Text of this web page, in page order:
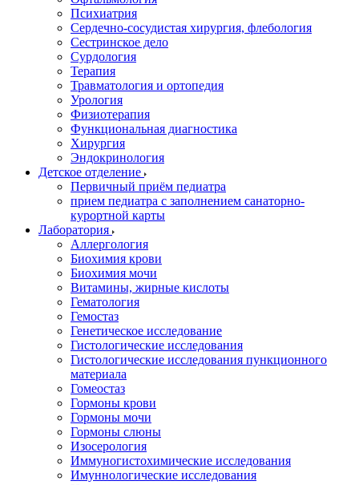
Психиатрия
Сердечно-сосудистая хирургия, флебология
Сестринское дело
Сурдология
Терапия
Травматология и ортопедия
Урология
Физиотерапия
Функциональная диагностика
Хирургия
Эндокринология
Детское отделение
Первичный приём педиатра
прием педиатра с заполнением санаторно-
курортной карты
Лаборатория
Аллергология
Биохимия крови
Биохимия мочи
Витамины, жирные кислоты
Гематология
Гемостаз
Генетическое исследование
Гистологические исследования
Гистологические исследования пункционного
материала
Гомеостаз
Гормоны крови
Гормоны мочи
Гормоны слюны
Изосерология
Иммуногистохимические исследования
Имуннологические исследования